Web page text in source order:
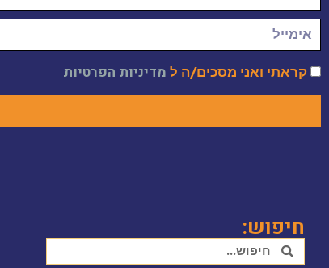
קראתי ואני מסכים/ה ל מדיניות הפרטיות
חיפוש: